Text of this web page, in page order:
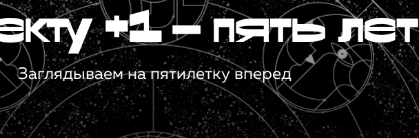
+1 — пять лет
Заглядываем на пятилетку вперед